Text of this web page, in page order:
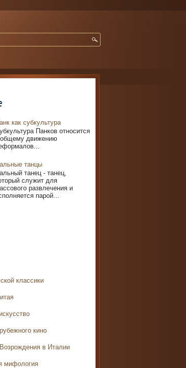
как субкультура
Панков относится
движению
танцы
танец - танец,
служит для
развлечения и
парой...
классики
кино
в Италии
мифология